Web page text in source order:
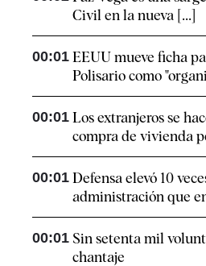
Civil en la nueva [...]
00:01 EEUU mueve ficha
Polisario como
00:01 Los extranjeros se
compra de vivienda
00:01 Defensa elevó 10
administración que
00:01 Sin setenta mil
chantaje